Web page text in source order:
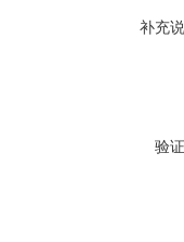
补充
验